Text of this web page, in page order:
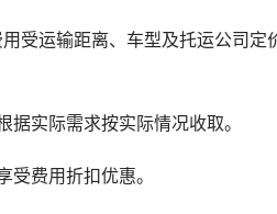
受运输距离、车型及托运公司定
实际需求按实际情况收取。
费用折扣优惠。